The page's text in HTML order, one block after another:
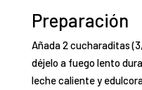
Preparación
Añada 2 cucharaditas
déjelo a fuego lento
leche caliente y